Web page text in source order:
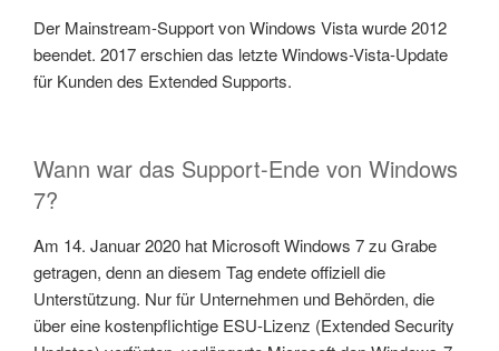
Der Mainstream-Support von Windows Vista wurde 2012
beendet. 2017 erschien das letzte Windows-Vista-Update
für Kunden des Extended Supports.
Wann war das Support-Ende von Windows
7?
Am 14. Januar 2020 hat Microsoft Windows 7 zu Grabe
getragen, denn an diesem Tag endete offiziell die
Unterstützung. Nur für Unternehmen und Behörden, die
über eine kostenpflichtige ESU-Lizenz (Extended Security